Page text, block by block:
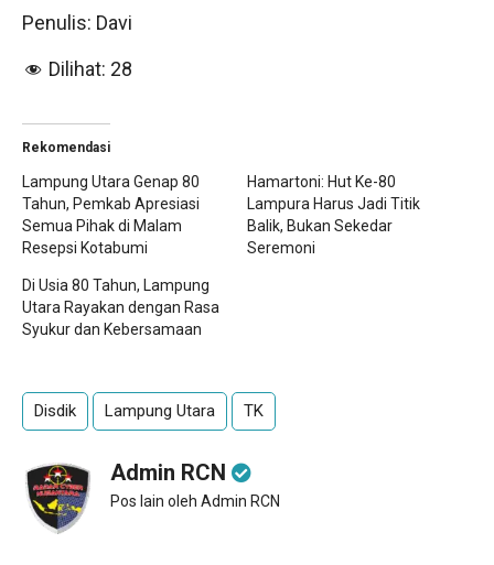
Penulis: Davi
Dilihat: 28
Rekomendasi
Lampung Utara Genap 80
Tahun, Pemkab Apresiasi
Semua Pihak di Malam
Resepsi Kotabumi
Hamartoni: Hut Ke-80
Lampura Harus Jadi Titik
Balik, Bukan Sekedar
Seremoni
Di Usia 80 Tahun, Lampung
Utara Rayakan dengan Rasa
Syukur dan Kebersamaan
Disdik Lampung Utara TK
Admin RCN
Pos lain oleh Admin RCN